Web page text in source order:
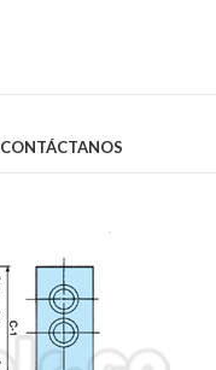
CONTÁCTANOS